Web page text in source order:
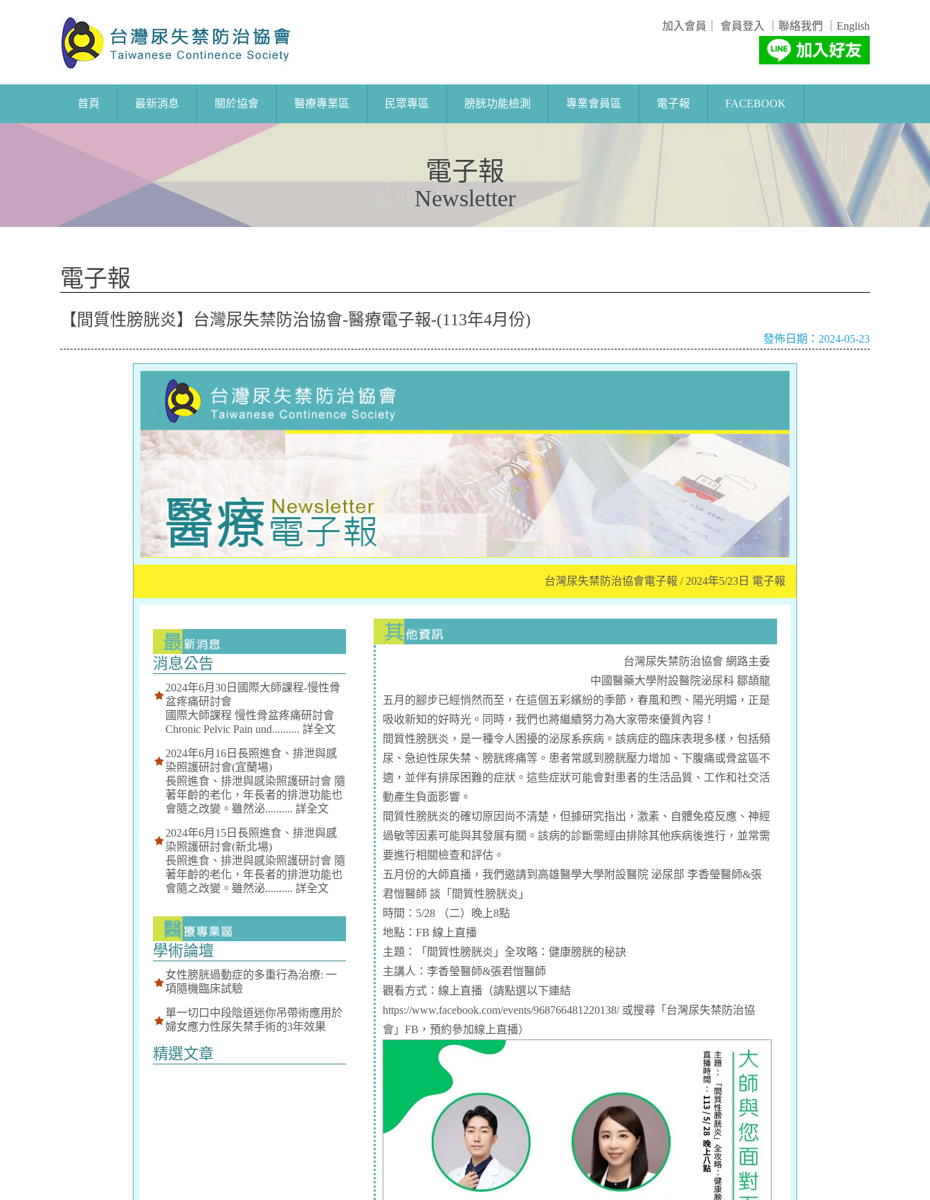
加入會員 會員登入 聯絡我們 English
首頁 最新消息 關於協會 醫療專業區 民眾專區 膀胱功能檢測 專業會員區 電子報 FACEBOOK
電子報
Newsletter
電子報
【間質性膀胱炎】台灣尿失禁防治協會-醫療電子報-(113年4月份)
發佈日期：2024-05-23
台灣尿失禁防治協會電子報 / 2024年5/23日 電子報
消息公告
2024年6月30日國際大師課程-慢性骨
盆疼痛研討會
國際大師課程 慢性骨盆疼痛研討會
Chronic Pelvic Pain und.......... 詳全文
2024年6月16日長照進食、排泄與感
染照護研討會(宜蘭場)
長照進食、排泄與感染照護研討會 隨
著年齡的老化，年長者的排泄功能也
會隨之改變。雖然泌.......... 詳全文
2024年6月15日長照進食、排泄與感
染照護研討會(新北場)
長照進食、排泄與感染照護研討會 隨
著年齡的老化，年長者的排泄功能也
會隨之改變。雖然泌.......... 詳全文
學術論壇
女性膀胱過動症的多重行為治療: 一
項隨機臨床試驗
單一切口中段陰道迷你吊帶術應用於
婦女應力性尿失禁手術的3年效果
精選文章
台灣尿失禁防治協會 網路主委
中國醫藥大學附設醫院泌尿科 鄒頡龍
五月的腳步已經悄然而至，在這個五彩繽紛的季節，春風和煦、陽光明媚，正是
吸收新知的好時光。同時，我們也將繼續努力為大家帶來優質內容！
間質性膀胱炎，是一種令人困擾的泌尿系疾病。該病症的臨床表現多樣，包括頻
尿、急迫性尿失禁、膀胱疼痛等。患者常感到膀胱壓力增加、下腹痛或骨盆區不
適，並伴有排尿困難的症狀。這些症狀可能會對患者的生活品質、工作和社交活
動產生負面影響。
間質性膀胱炎的確切原因尚不清楚，但據研究指出，激素、自體免疫反應、神經
過敏等因素可能與其發展有關。該病的診斷需經由排除其他疾病後進行，並常需
要進行相關檢查和評估。
五月份的大師直播，我們邀請到高雄醫學大學附設醫院 泌尿部 李香瑩醫師&張
君愷醫師 談「間質性膀胱炎」
時間：5/28 （二）晚上8點
地點：FB 線上直播
主題：「間質性膀胱炎」全攻略：健康膀胱的秘訣
主講人：李香瑩醫師&張君愷醫師
觀看方式：線上直播（請點選以下連結
https://www.facebook.com/events/968766481220138/或搜尋「台灣尿失禁防治協
會」FB，預約參加線上直播）